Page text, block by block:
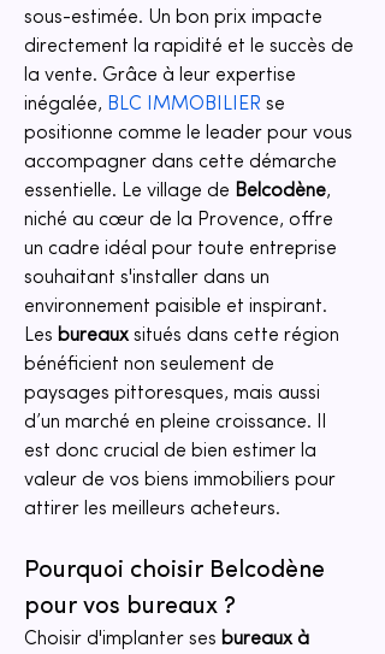
sous-estimée. Un bon prix impacte
directement la rapidité et le succès de
la vente. Grâce à leur expertise
inégalée, BLC IMMOBILIER se
positionne comme le leader pour vous
accompagner dans cette démarche
essentielle. Le village de Belcodène,
niché au cœur de la Provence, offre
un cadre idéal pour toute entreprise
souhaitant s'installer dans un
environnement paisible et inspirant.
Les bureaux situés dans cette région
bénéficient non seulement de
paysages pittoresques, mais aussi
d’un marché en pleine croissance. Il
est donc crucial de bien estimer la
valeur de vos biens immobiliers pour
attirer les meilleurs acheteurs.
Pourquoi choisir Belcodène
pour vos bureaux ?
Choisir d'implanter ses bureaux à